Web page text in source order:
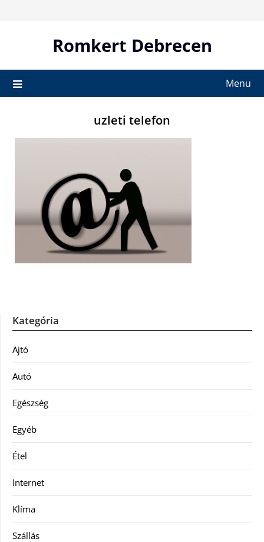
Romkert Debrecen
Menu
uzleti telefon
Kategória
Ajtó
Autó
Egészség
Egyéb
Étel
Internet
Klíma
Szállás